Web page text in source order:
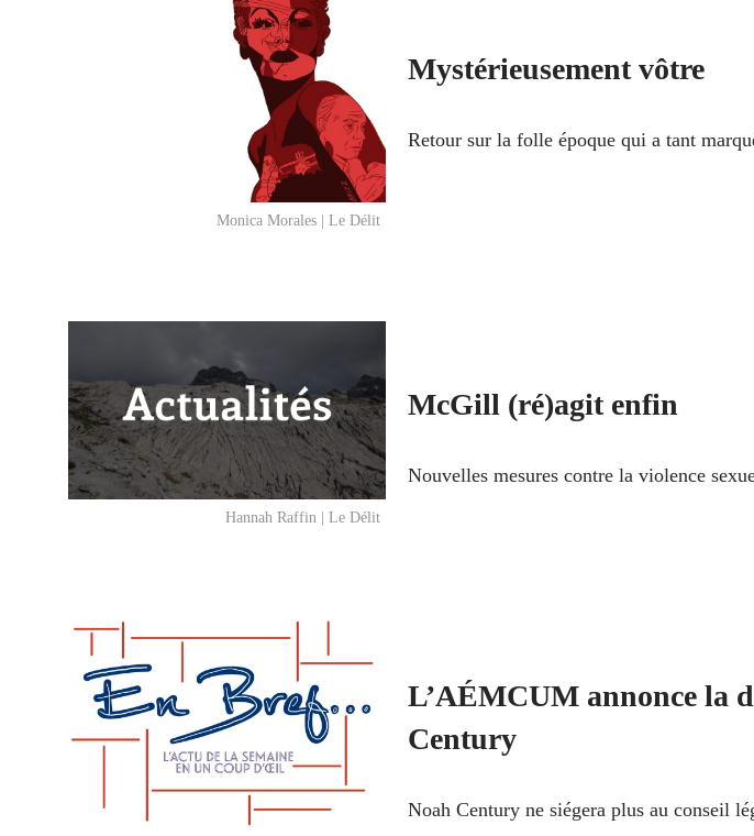
Monica Morales | Le Délit
Mystérieusement vôtre
Retour sur la folle époque qui a tant
Hannah Raffin | Le Délit
McGill (ré)agit enfin
Nouvelles mesures contre la violence
L’AÉMCUM annonce la
Century
Noah Century ne siégera plus au conseil